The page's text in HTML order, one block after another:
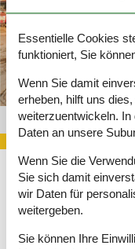
Villa Niederösterreich 131-
Wie der Name
allem durch ihre flache
sich optimal für
welche auch für
Essentielle Cookies
funktioniert, Sie
Wenn Sie damit
erheben, hilft uns
weiterzuentwickeln.
Daten an unsere
Wenn Sie die
Sie sich damit
wir Daten für
weitergeben.
Sie können Ihre